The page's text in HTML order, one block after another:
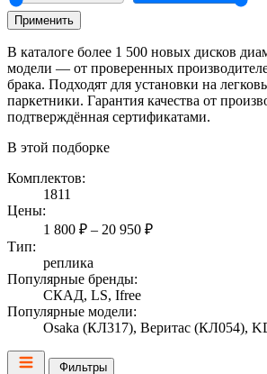
Применить
В каталоге более 1 500 новых дисков
модели — от проверенных
брака. Подходят для установки на
паркетники. Гарантия качества от
подтверждённая сертификатами.
В этой подборке
Комплектов:
1811
Цены:
1 800 ₽ – 20 950 ₽
Тип:
реплика
Популярные бренды:
СКАД, LS, Ifree
Популярные модели:
Osaka (КЛ317), Веритас (КЛ054),
Фильтры